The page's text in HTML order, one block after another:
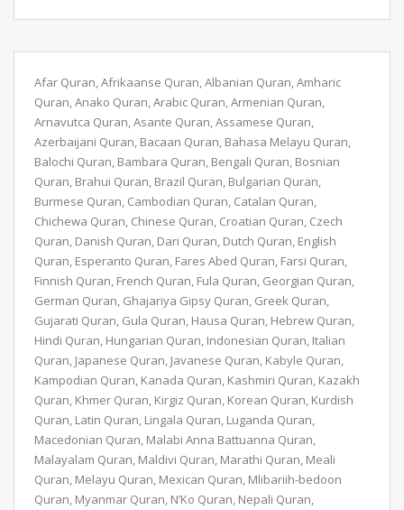
Afar Quran, Afrikaanse Quran, Albanian Quran, Amharic
Quran, Anako Quran, Arabic Quran, Armenian Quran,
Arnavutca Quran, Asante Quran, Assamese Quran,
Azerbaijani Quran, Bacaan Quran, Bahasa Melayu Quran,
Balochi Quran, Bambara Quran, Bengali Quran, Bosnian
Quran, Brahui Quran, Brazil Quran, Bulgarian Quran,
Burmese Quran, Cambodian Quran, Catalan Quran,
Chichewa Quran, Chinese Quran, Croatian Quran, Czech
Quran, Danish Quran, Dari Quran, Dutch Quran, English
Quran, Esperanto Quran, Fares Abed Quran, Farsi Quran,
Finnish Quran, French Quran, Fula Quran, Georgian Quran,
German Quran, Ghajariya Gipsy Quran, Greek Quran,
Gujarati Quran, Gula Quran, Hausa Quran, Hebrew Quran,
Hindi Quran, Hungarian Quran, Indonesian Quran, Italian
Quran, Japanese Quran, Javanese Quran, Kabyle Quran,
Kampodian Quran, Kanada Quran, Kashmiri Quran, Kazakh
Quran, Khmer Quran, Kirgiz Quran, Korean Quran, Kurdish
Quran, Latin Quran, Lingala Quran, Luganda Quran,
Macedonian Quran, Malabi Anna Battuanna Quran,
Malayalam Quran, Maldivi Quran, Marathi Quran, Meali
Quran, Melayu Quran, Mexican Quran, Mlibariih-bedoon
Quran, Myanmar Quran, N’Ko Quran, Nepali Quran,